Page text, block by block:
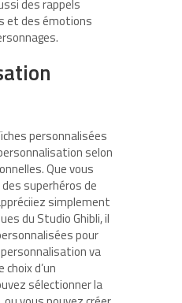
des rappels
et des émotions
personnalisées
selon
Que vous
superhéros de
simplement
du Studio Ghibli, il
pour
va
d’un
sélectionner la